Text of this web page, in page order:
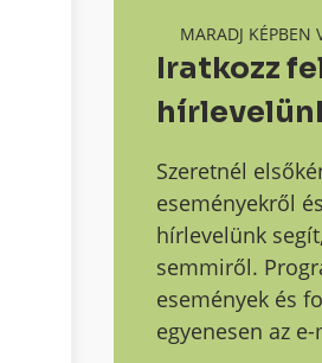
MARADJ KÉPBEN
Iratkozz
Szeretnél
eseményekről
hírlevelünk
semmiről.
események és
egyenesen az